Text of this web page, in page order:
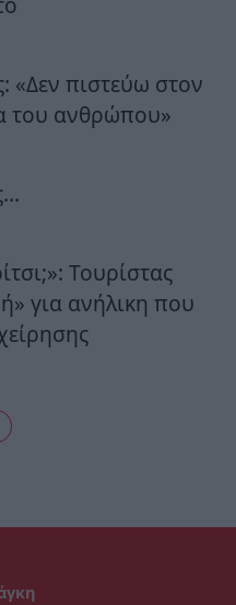
«Δεν πιστεύω στον
του ανθρώπου»
Τουρίστας
για ανήλικη που